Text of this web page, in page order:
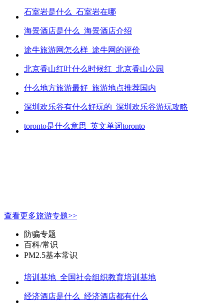
石室岩是什么_石室岩在哪
海景酒店是什么_海景酒店介绍
途牛旅游网怎么样_途牛网的评价
北京香山红叶什么时候红_北京香山公园
什么地方旅游最好_旅游地点推荐国内
深圳欢乐谷有什么好玩的_深圳欢乐谷游玩攻略
toronto是什么意思_英文单词toronto
查看更多旅游专题>>
防骗专题
百科/常识
PM2.5基本常识
培训基地_全国社会组织教育培训基地
经济酒店是什么_经济酒店都有什么